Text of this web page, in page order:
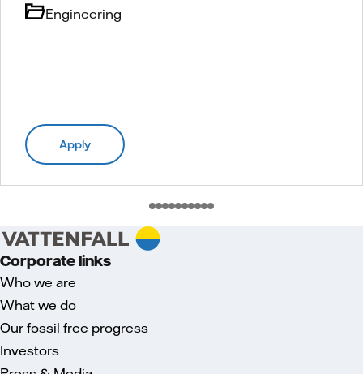
Engineering
Apply
Corporate links
Who we are
What we do
Our fossil free progress
Investors